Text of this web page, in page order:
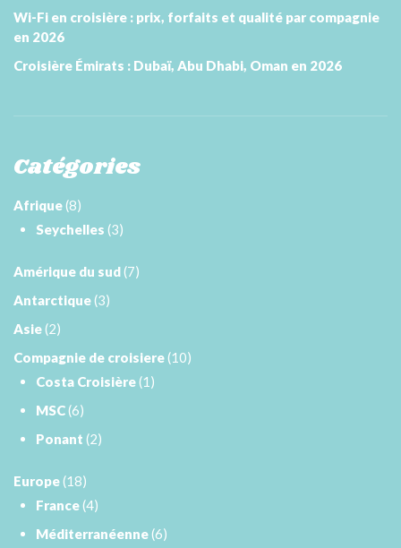
Wi-Fi en croisière : prix, forfaits et qualité par compagnie
en 2026
Croisière Émirats : Dubaï, Abu Dhabi, Oman en 2026
Catégories
Afrique(8)
Seychelles (3)
Amérique du sud(7)
Antarctique(3)
Asie(2)
Compagnie de croisiere(10)
Costa Croisière(1)
MSC(6)
Ponant (2)
Europe(18)
France(4)
Méditerranéenne(6)